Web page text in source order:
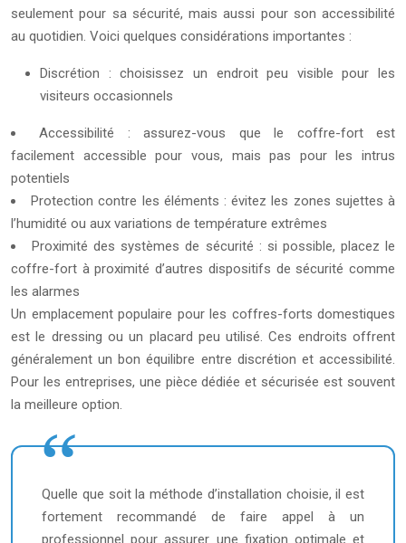
seulement pour sa sécurité, mais aussi pour son accessibilité
au quotidien. Voici quelques considérations importantes :
Discrétion : choisissez un endroit peu visible pour les
visiteurs occasionnels
Accessibilité : assurez-vous que le coffre-fort est
facilement accessible pour vous, mais pas pour les intrus
potentiels
Protection contre les éléments : évitez les zones sujettes à
l’humidité ou aux variations de température extrêmes
Proximité des systèmes de sécurité : si possible, placez le
coffre-fort à proximité d’autres dispositifs de sécurité comme
les alarmes
Un emplacement populaire pour les coffres-forts domestiques
est le dressing ou un placard peu utilisé. Ces endroits offrent
généralement un bon équilibre entre discrétion et accessibilité.
Pour les entreprises, une pièce dédiée et sécurisée est souvent
la meilleure option.
Quelle que soit la méthode d’installation choisie, il est
fortement recommandé de faire appel à un
professionnel pour assurer une fixation optimale et